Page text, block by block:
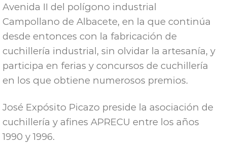
Avenida II del polígono industrial
Campollano de Albacete, en la que continúa
desde entonces con la fabricación de
cuchillería industrial, sin olvidar la artesanía, y
participa en ferias y concursos de cuchillería
en los que obtiene numerosos premios.
José Expósito Picazo preside la asociación de
cuchillería y afines APRECU entre los años
1990 y 1996.